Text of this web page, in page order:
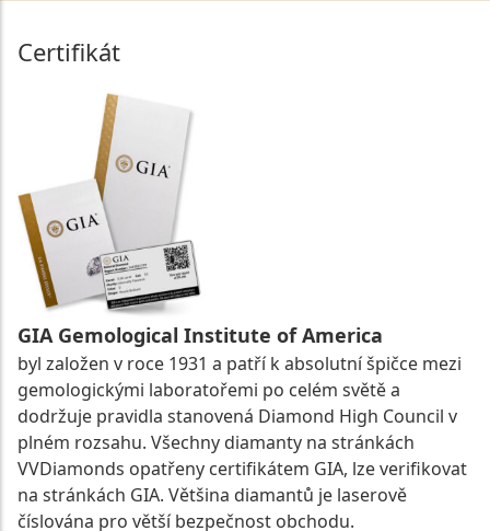
Certifikát
GIA Gemological Institute of America
byl založen v roce 1931 a patří k absolutní špičce mezi
gemologickými laboratořemi po celém světě a
dodržuje pravidla stanovená Diamond High Council v
plném rozsahu. Všechny diamanty na stránkách
VVDiamonds opatřeny certifikátem GIA, lze verifikovat
na stránkách GIA. Většina diamantů je laserově
číslována pro větší bezpečnost obchodu.